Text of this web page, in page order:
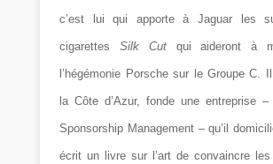
c’est lui qui apporte à Jaguar les
cigarettesSilk Cutqui aideront à
l’hégémonie Porsche sur le Groupe C.
la Côte d’Azur, fonde une entreprise –
Sponsorship Management – qu’il
écrit un livre sur l’art de convaincre